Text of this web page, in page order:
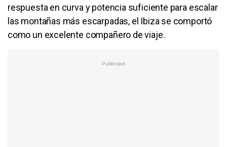
respuesta en curva y potencia suficiente para escalar
las montañas más escarpadas, el Ibiza se comportó
como un excelente compañero de viaje.